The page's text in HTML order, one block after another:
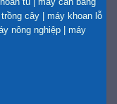
cây | máy khoan lỗ
nông nghiệp | máy